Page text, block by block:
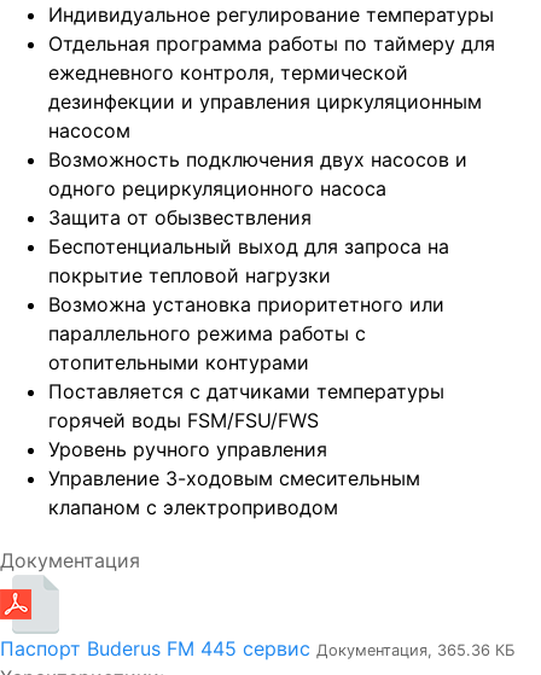
Индивидуальное регулирование температуры
Отдельная программа работы по таймеру для
ежедневного контроля, термической
дезинфекции и управления циркуляционным
насосом
Возможность подключения двух насосов и
одного рециркуляционного насоса
Защита от обызвествления
Беспотенциальный выход для запроса на
покрытие тепловой нагрузки
Возможна установка приоритетного или
параллельного режима работы с
отопительными контурами
Поставляется с датчиками температуры
горячей воды FSM/FSU/FWS
Уровень ручного управления
Управление 3-ходовым смесительным
клапаном с электроприводом
Документация
Паспорт Buderus FM 445 сервис Документация, 365.36 КБ